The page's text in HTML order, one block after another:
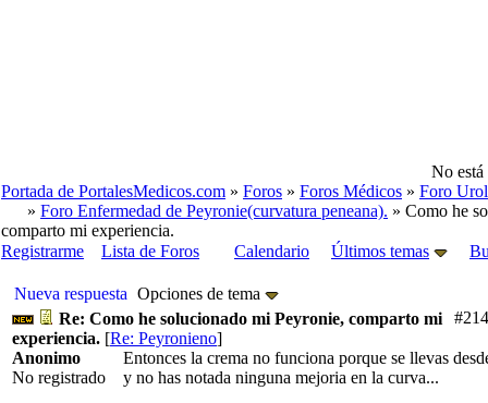
No
Portada de PortalesMedicos.com » Foros » Foros Médicos » Foro
» Foro Enfermedad de Peyronie(curvatura peneana). » Como he
comparto mi experiencia.
Registrarme
Lista de Foros Calendario Últimos temas
Nueva respuesta Opciones de tema
Re: Como he solucionado mi Peyronie, comparto mi
experiencia. [Re: Peyronieno]
Anonimo
No registrado
Entonces la crema no funciona porque se llevas
y no has notada ninguna mejoria en la curva...